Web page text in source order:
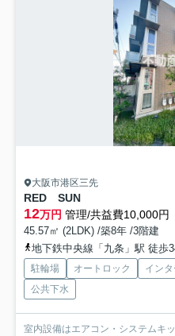
大阪市港区三先
RED SUN
12万円 管理/共益費10,000円
45.57㎡ (2LDK) /築8年 /3階建
地下鉄中央線「九条」駅 徒歩
駐輪場 オートロック イン
公共下水
室内設備はエアコン・システムキ